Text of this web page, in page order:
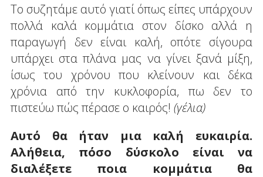
Το συζητάμε αυτό γιατί όπως είπες υπάρχουν
πολλά καλά κομμάτια στον δίσκο αλλά η
παραγωγή δεν είναι καλή, οπότε σίγουρα
υπάρχει στα πλάνα μας να γίνει ξανά μίξη,
ίσως του χρόνου που κλείνουν και δέκα
χρόνια από την κυκλοφορία, πω δεν το
πιστεύω πώς πέρασε ο καιρός! (γέλια)
Αυτό θα ήταν μια καλή ευκαιρία.
Αλήθεια, πόσο δύσκολο είναι να
διαλέξετε ποια κομμάτια θα